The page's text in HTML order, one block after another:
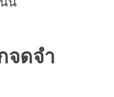
จดจำ